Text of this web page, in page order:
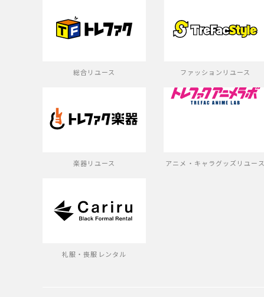
総合リユース ファッションリユース
楽器リユース アニメ・キャラグッズリユース
礼服・喪服レンタル